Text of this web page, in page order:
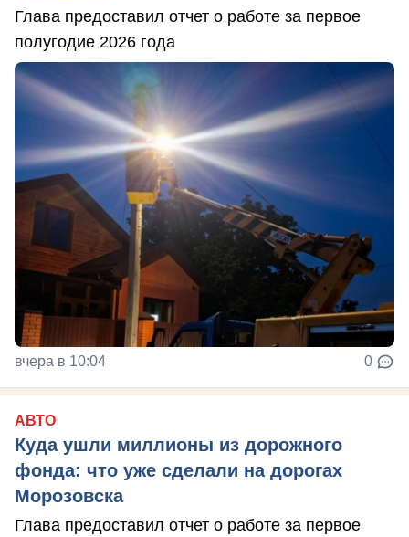
Глава предоставил отчет о работе за первое
полугодие 2026 года
вчера в 10:04 0
АВТО
Куда ушли миллионы из дорожного
фонда: что уже сделали на дорогах
Морозовска
Глава предоставил отчет о работе за первое